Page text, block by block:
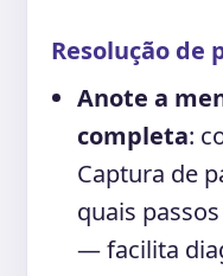
Resolução de
Anote a
completa:
Captura de
quais
— facilita